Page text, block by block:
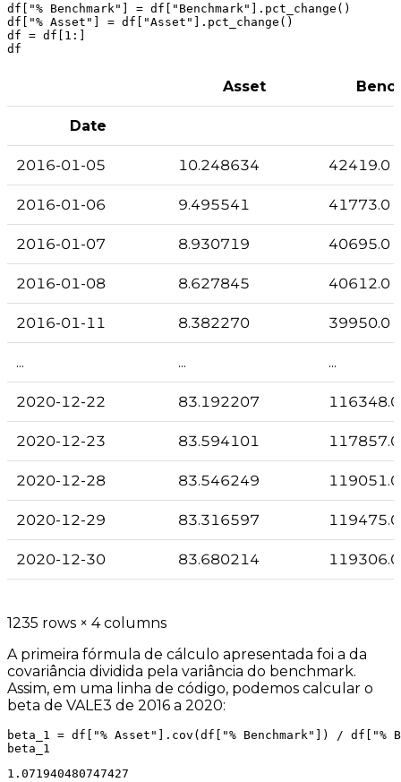
df["% Benchmark"] = df["Benchmark"].pct_change()
df["% Asset"] = df["Asset"].pct_change()
df = df[1:]
Asset
Date
2016-01-05 10.248634 42419.0
2016-01-06 9.495541 41773.0
2016-01-07 8.930719 40695.0
2016-01-08 8.627845 40612.0
2016-01-11 8.382270 39950.0
... ... ...
2020-12-22 83.192207 116348.0
2020-12-23 83.594101 117857.0
2020-12-28 83.546249 119051.0
2020-12-29 83.316597 119475.0
2020-12-30 83.680214 119306.0
1235 rows × 4 columns
A primeira fórmula de cálculo apresentada foi a da
covariância dividida pela variância do benchmark.
Assim, em uma linha de código, podemos calcular o
beta de VALE3 de 2016 a 2020:
beta_1 = df["% Asset"].cov(df["% Benchmark"]) / df["%
1.071940480747427